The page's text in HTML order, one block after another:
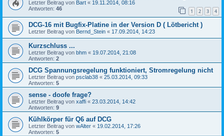
Letzter Beitrag von Bart « 19.11.2014, 08:16
Antworten: 46 1 2 3 4
DCG-16 mit Bugfix-Platine in der Version D ( Lötbericht )
Letzter Beitrag von Bernd_Stein « 17.09.2014, 14:23
Kurzschluss ...
Letzter Beitrag von bhm « 19.07.2014, 21:08
Antworten: 2
DCG Spannungsregelung funktioniert, Stromregelung nicht
Letzter Beitrag von psclab38 « 25.03.2014, 09:33
Antworten: 5
sense - doofe frage?
Letzter Beitrag von xaffi « 23.03.2014, 14:42
Antworten: 9
Kühlkörper für Q6 auf DCG
Letzter Beitrag von wAlter « 19.02.2014, 17:26
Antworten: 5